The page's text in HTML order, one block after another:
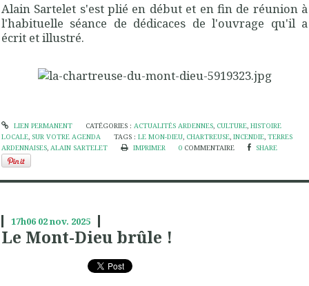
Alain Sartelet s'est plié en début et en fin de réunion à
l'habituelle séance de dédicaces de l'ouvrage qu'il a
écrit et illustré.
LIEN PERMANENT CATÉGORIES : ACTUALITÉS ARDENNES, CULTURE, HISTOIRE
LOCALE, SUR VOTRE AGENDA TAGS :LE MON-DIEU, CHARTREUSE,INCENDIE,TERRES
ARDENNAISES, ALAIN SARTELET IMPRIMER 0 COMMENTAIRE SHARE
17h06 02nov. 2025
Le Mont-Dieu brûle !